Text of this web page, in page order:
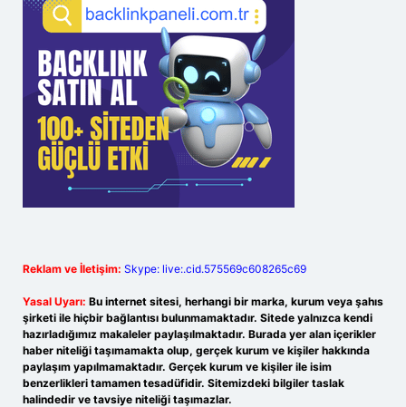
Reklam ve İletişim: Skype: live:.cid.575569c608265c69
Yasal Uyarı: Bu internet sitesi, herhangi bir marka, kurum veya şahıs
şirketi ile hiçbir bağlantısı bulunmamaktadır. Sitede yalnızca kendi
hazırladığımız makaleler paylaşılmaktadır. Burada yer alan içerikler
haber niteliği taşımamakta olup, gerçek kurum ve kişiler hakkında
paylaşım yapılmamaktadır. Gerçek kurum ve kişiler ile isim
benzerlikleri tamamen tesadüfidir. Sitemizdeki bilgiler taslak
halindedir ve tavsiye niteliği taşımazlar.